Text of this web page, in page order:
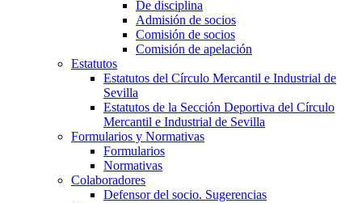
De disciplina
Admisión de socios
Comisión de socios
Comisión de apelación
Estatutos
Estatutos del Círculo Mercantil e Industrial de
Sevilla
Estatutos de la Sección Deportiva del Círculo
Mercantil e Industrial de Sevilla
Formularios y Normativas
Formularios
Normativas
Colaboradores
Defensor del socio. Sugerencias